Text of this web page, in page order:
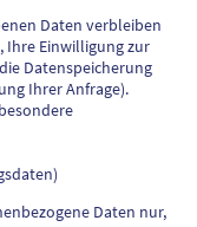
Daten verbleiben
Ihre Einwilligung zur
Datenspeicherung
Ihrer Anfrage).
Daten nur,